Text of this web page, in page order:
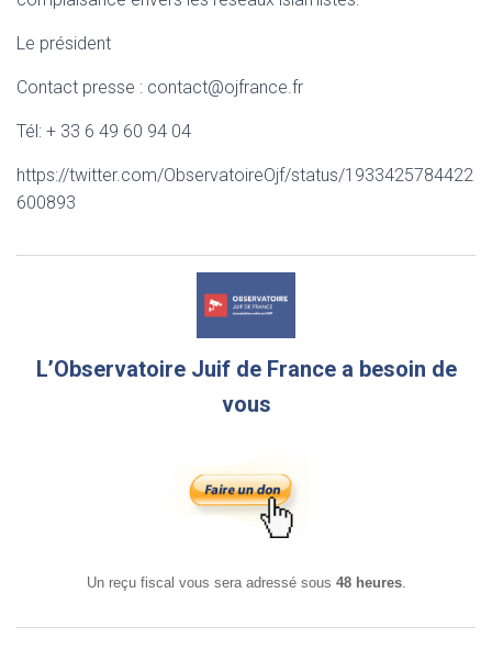
Le président
Contact presse : contact@ojfrance.fr
Tél: + 33 6 49 60 94 04
https://twitter.com/ObservatoireOjf/status/1933425784422
600893
L’Observatoire Juif de France a besoin de
vous
Un reçu fiscal vous sera adressé sous 48 heures.